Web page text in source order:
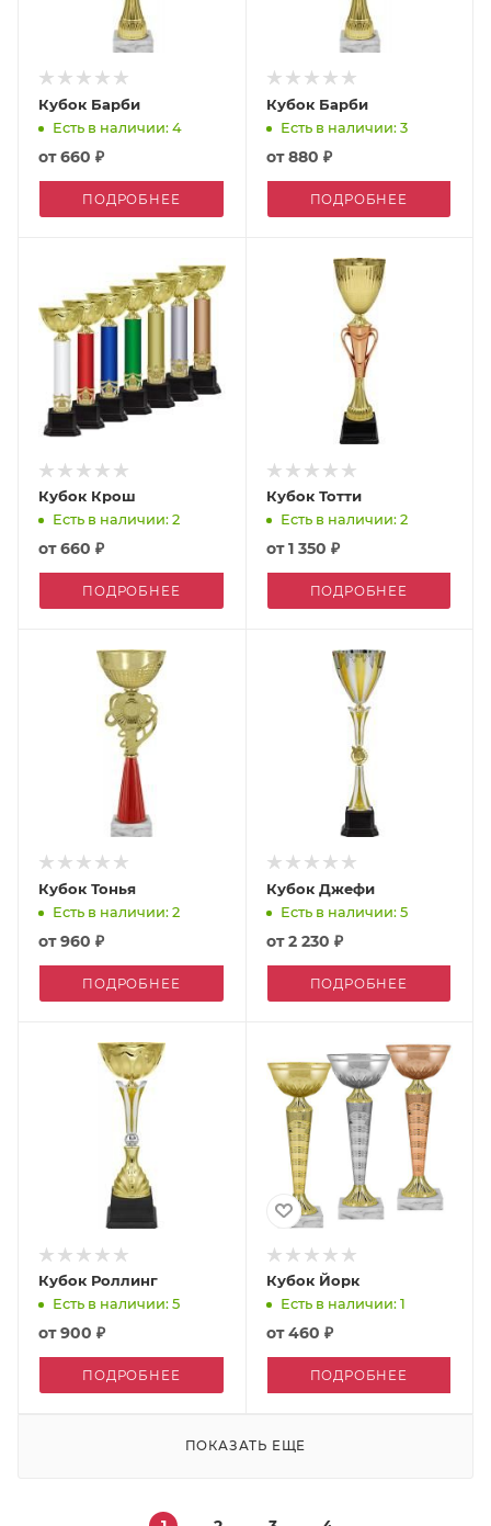
Кубок Барби
Есть в наличии: 4
от660 ₽
ПОДРОБНЕЕ
Кубок Барби
Есть в наличии: 3
от880 ₽
ПОДРОБНЕЕ
Кубок Крош
Есть в наличии: 2
от660 ₽
ПОДРОБНЕЕ
Кубок Тотти
Есть в наличии: 2
от1 350 ₽
ПОДРОБНЕЕ
Кубок Тонья
Есть в наличии: 2
от960 ₽
ПОДРОБНЕЕ
Кубок Джефи
Есть в наличии: 5
от2 230 ₽
ПОДРОБНЕЕ
Кубок Роллинг
Есть в наличии: 5
от900 ₽
ПОДРОБНЕЕ
Кубок Йорк
Есть в наличии: 1
от460 ₽
ПОДРОБНЕЕ
ПОКАЗАТЬ ЕЩЕ